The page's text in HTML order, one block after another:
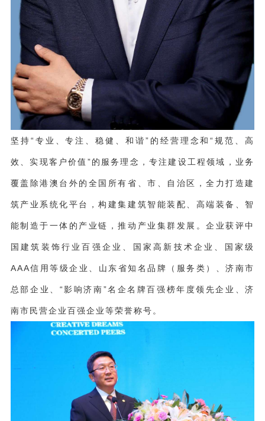
坚持“专业、专注、稳健、和谐”的经营理念和“规范、高
效、实现客户价值”的服务理念，专注建设工程领域，业务
覆盖除港澳台外的全国所有省、市、自治区，全力打造建
筑产业系统化平台，构建集建筑智能装配、高端装备、智
能制造于一体的产业链，推动产业集群发展。企业获评中
国建筑装饰行业百强企业、国家高新技术企业、国家级
AAA信用等级企业、山东省知名品牌（服务类）、济南市
总部企业、“影响济南”名企名牌百强榜年度领先企业、济
南市民营企业百强企业等荣誉称号。